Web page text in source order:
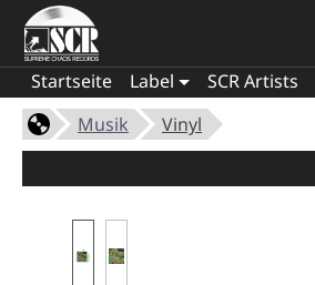
Startseite Label SCR Artists
Musik
Vinyl